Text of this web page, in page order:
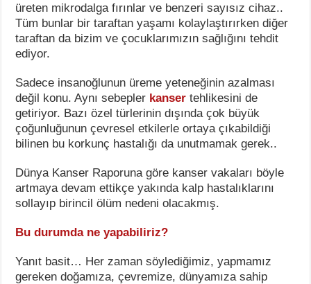
üreten mikrodalga fırınlar ve benzeri sayısız cihaz..
Tüm bunlar bir taraftan yaşamı kolaylaştırırken diğer
taraftan da bizim ve çocuklarımızın sağlığını tehdit
ediyor.
Sadece insanoğlunun üreme yeteneğinin azalması
değil konu. Aynı sebepler kanser tehlikesini de
getiriyor. Bazı özel türlerinin dışında çok büyük
çoğunluğunun çevresel etkilerle ortaya çıkabildiği
bilinen bu korkunç hastalığı da unutmamak gerek..
Dünya Kanser Raporuna göre kanser vakaları böyle
artmaya devam ettikçe yakında kalp hastalıklarını
sollayıp birincil ölüm nedeni olacakmış.
Bu durumda ne yapabiliriz?
Yanıt basit… Her zaman söylediğimiz, yapmamız
gereken doğamıza, çevremize, dünyamıza sahip